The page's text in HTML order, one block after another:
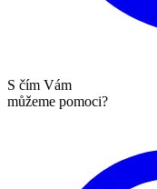
S čím Vám
můžeme pomoci?